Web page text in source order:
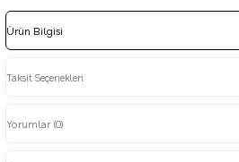
Ürün Bilgisi
Taksit Seçenekleri
Yorumlar (0)